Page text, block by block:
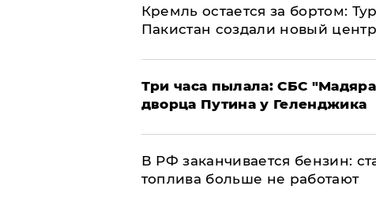
​Кремль остается за бортом:
Пакистан создали новый
Три часа пылала: СБС
дворца Путина у Геленджика
​В РФ заканчивается бензин:
топлива больше не работают